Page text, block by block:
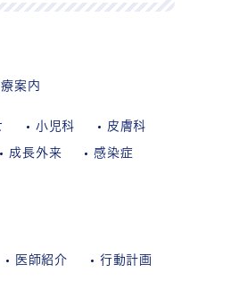
案内
小児科 皮膚科
成長外来 感染症
医師紹介 行動計画